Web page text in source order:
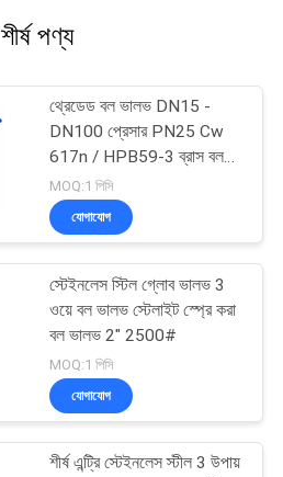
শীর্ষ পণ্য
থ্রেডেড বল ভালভ DN15 -
DN100 প্রেসার PN25 Cw
617n / HPB59-3 ব্রাস বল
কক ভালভ
MOQ:1 পিসি
যোগাযোগ
স্টেইনলেস স্টিল গ্লোব ভালভ 3
ওয়ে বল ভালভ স্টেলাইট স্প্রে করা
বল ভালভ 2" 2500#
MOQ:1 পিসি
যোগাযোগ
শীর্ষ এন্ট্রি স্টেইনলেস স্টীল 3 উপায়